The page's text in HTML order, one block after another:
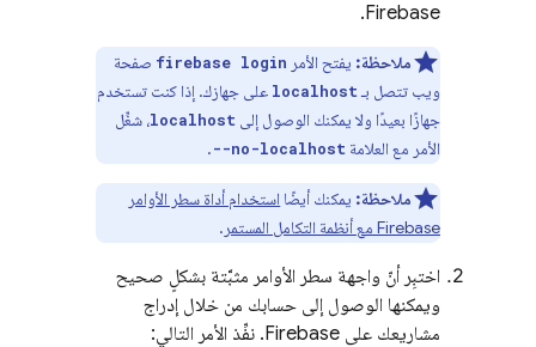
Firebase.
ملاحظة: يفتح الأمر firebase login صفحة
ويب تتصل بـlocalhost على جهازك. إذا كنت تستخدم
جهازًا بعيدًا ولا يمكنك الوصول إلى localhost، شغِّل
الأمر مع العلامة --no-localhost
.
ملاحظة: يمكنك أيضًا استخدام أداة سطر الأوامر
Firebase مع أنظمة التكامل المستمر .
اختبِر أنّ واجهة سطر الأوامر مثبَّتة بشكلٍ صحيح
ويمكنها الوصول إلى حسابك من خلال إدراج
مشاريعك على Firebase. نفِّذ الأمر التالي: